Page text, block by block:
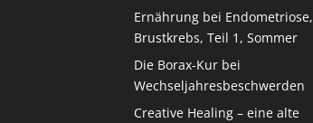
Ernährung bei Endometriose,
Brustkrebs, Teil 1, Sommer
Die Borax-Kur bei
Wechseljahresbeschwerden
Creative Healing – eine alte